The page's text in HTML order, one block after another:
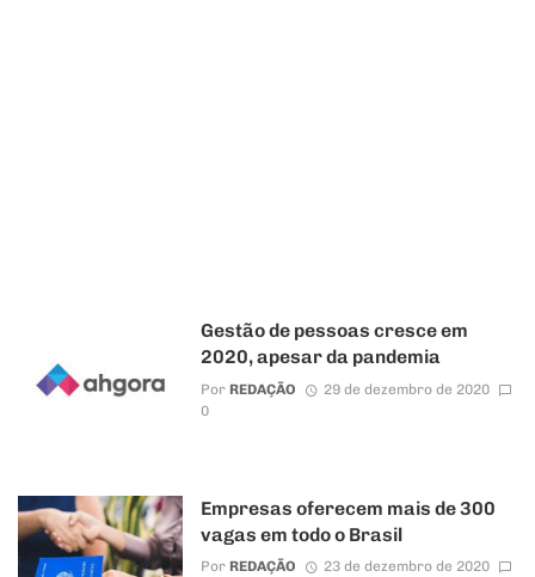
Gestão de pessoas cresce em
2020, apesar da pandemia
Por REDAÇÃO
29 de dezembro de 2020
0
Empresas oferecem mais de 300
vagas em todo o Brasil
Por REDAÇÃO
23 de dezembro de 2020